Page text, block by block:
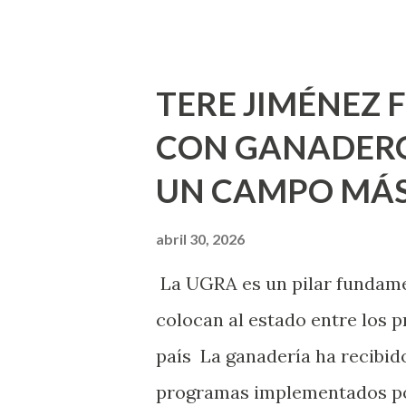
Estado, la Fundación
Montañez informó que en
metros cuadrados de
Jesús F. Elizondo y la calle
Septiembre, en los edificios
Norias de Paso Hondo y en
TERE JIMÉNEZ
CON
UN CAMPO
abril 30, 2026
La UGRA es un pilar
colocan al estado entre los
país La ganadería ha
programas implementados